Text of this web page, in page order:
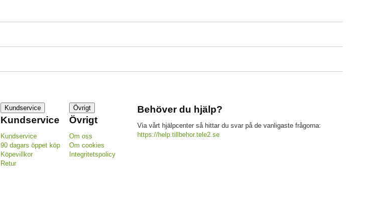
Kundservice
Kundservice
Kundservice
90 dagars öppet köp
Köpevillkor
Retur
Övrigt
Övrigt
Om oss
Om cookies
Integritetspolicy
Behöver du hjälp?
Via vårt hjälpcenter så hittar du svar på de vanligaste frågorna:
https://help.tillbehor.tele2.se